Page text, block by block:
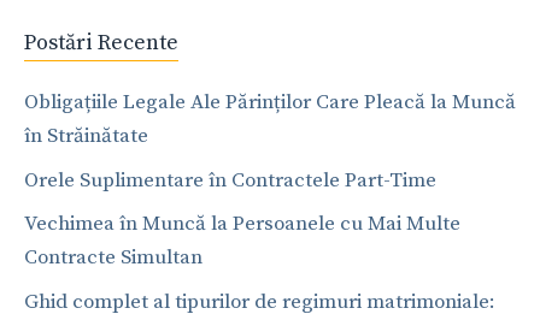
Postări Recente
Obligațiile Legale Ale Părinților Care Pleacă la Muncă
în Străinătate
Orele Suplimentare în Contractele Part-Time
Vechimea în Muncă la Persoanele cu Mai Multe
Contracte Simultan
Ghid complet al tipurilor de regimuri matrimoniale: